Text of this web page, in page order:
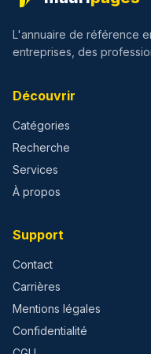
L'annuaire de référence
entreprises, des
Découvrir
Catégories
Recherche
Services
À propos
Support
Contact
Carrières
Mentions légales
Confidentialité